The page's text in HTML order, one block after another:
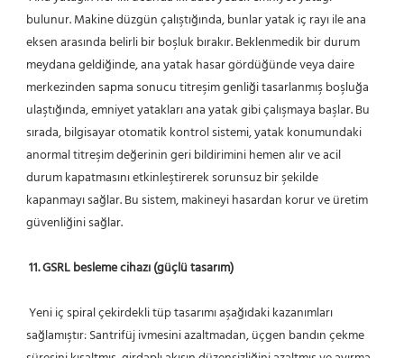
bulunur. Makine düzgün çalıştığında, bunlar yatak iç rayı ile ana
eksen arasında belirli bir boşluk bırakır. Beklenmedik bir durum
meydana geldiğinde, ana yatak hasar gördüğünde veya daire
merkezinden sapma sonucu titreşim genliği tasarlanmış boşluğa
ulaştığında, emniyet yatakları ana yatak gibi çalışmaya başlar. Bu
sırada, bilgisayar otomatik kontrol sistemi, yatak konumundaki
anormal titreşim değerinin geri bildirimini hemen alır ve acil
durum kapatmasını etkinleştirerek sorunsuz bir şekilde
kapanmayı sağlar. Bu sistem, makineyi hasardan korur ve üretim
güvenliğini sağlar.
11. GSRL besleme cihazı (güçlü tasarım)
sağlamıştır: Santrifüj ivmesini azaltmadan, üçgen bandın çekme